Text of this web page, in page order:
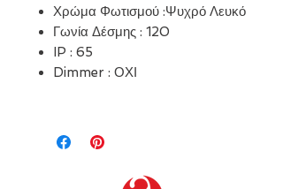
Χρώμα Φωτισμού :Ψυχρό Λευκό
Γωνία Δέσμης : 120
IP : 65
Dimmer : ΟΧΙ